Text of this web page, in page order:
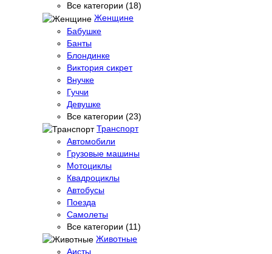
Все категории (18)
Женщине
Бабушке
Банты
Блондинке
Виктория сикрет
Внучке
Гуччи
Девушке
Все категории (23)
Транспорт
Автомобили
Грузовые машины
Мотоциклы
Квадроциклы
Автобусы
Поезда
Самолеты
Все категории (11)
Животные
Аисты